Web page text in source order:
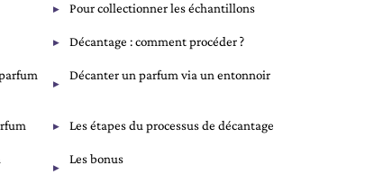
Pour collectionner les échantillons
Décantage : comment procéder ?
Décanter un parfum via un entonnoir
Les étapes du processus de décantage
Les bonus